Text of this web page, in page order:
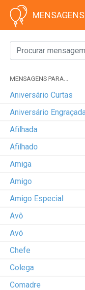
MENSAGENS PARA...
Aniversário Curtas
Aniversário
Afilhada
Afilhado
Amiga
Amigo
Amigo Especial
Avô
Avó
Chefe
Colega
Comadre